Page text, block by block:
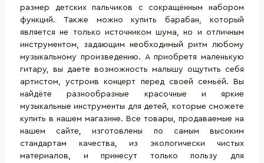
размер детских пальчиков с сокращённым набором
функций. Также можно купитьбарабан, который
является не только источником шума, но и отличным
инструментом, задающим необходимый ритм любому
музыкальному произведению. А приобретя маленькую
гитару, вы даете возможность малышу ощутить себя
артистом, устроив концерт перед своей семьёй. Вы
найдёте разнообразные красочные и яркие
музыкальные инструменты для детей, которые сможете
купить в нашем магазине. Все товары, продаваемые на
нашем сайте, изготовлены по самым высоким
стандартам качества, из экологически чистых
материалов, и принесут только пользу для